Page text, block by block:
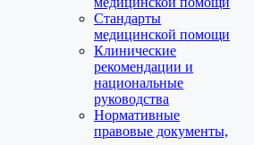
Стандарты
медицинской помощи
Клинические
рекомендации и
национальные
руководства
Нормативные
правовые документы,